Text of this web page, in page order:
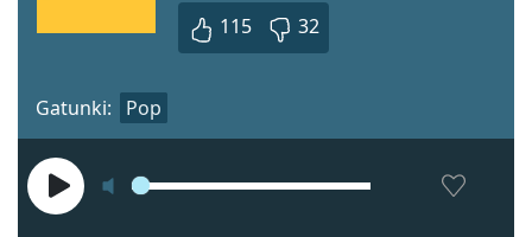
115 32
Gatunki: Pop